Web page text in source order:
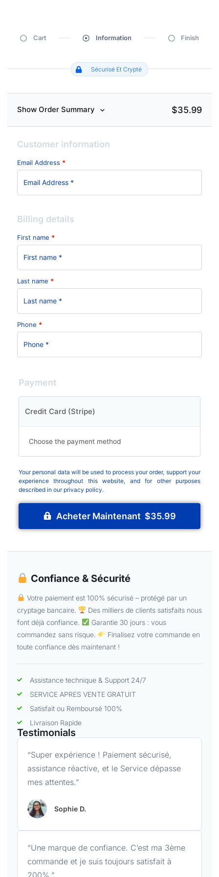
Cart Information Finish
Sécurisé Et Crypté
Show Order Summary $35.99
Customer information
Email Address *
Billing details
First name *
Last name *
Phone *
Payment
Credit Card (Stripe)
Choose the payment method
Your personal data will be used to process your order, support your
experience throughout this website, and for other purposes
described in our privacy policy.
Acheter Maintenant $35.99
Confiance & Sécurité
Votre paiement est 100% sécurisé – protégé par un
cryptage bancaire.
Des milliers de clients satisfaits nous
font déjà confiance.
Garantie 30 jours : vous
commandez sans risque.
Finalisez votre commande en
toute confiance dès maintenant !
Assistance technique & Support 24/7
SERVICE APRES VENTE GRATUIT
Satisfait ou Remboursé 100%
Livraison Rapide
Testimonials
“Super expérience ! Paiement sécurisé,
assistance réactive, et le Service dépasse
mes attentes.”
Sophie D.
“Une marque de confiance. C’est ma 3ème
commande et je suis toujours satisfait à
200%.”